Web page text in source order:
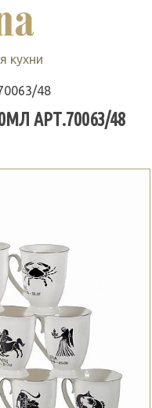
кухни
48
АРТ.70063/48